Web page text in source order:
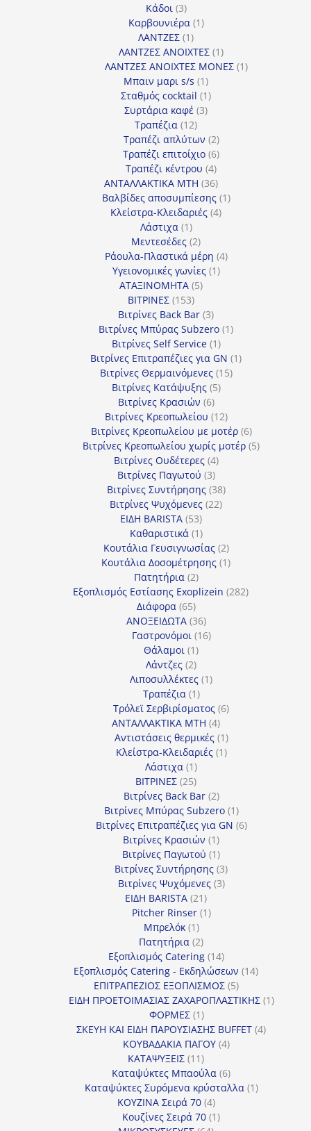
Κάδοι 33
προϊόντα
Καρβουνιέρα 11
ΛΑΝΤΖΕΣ 11
προϊόν
ΛΑΝΤΖΕΣ ΑΝΟΙΧΤΕΣ 11
προϊόν
ΛΑΝΤΖΕΣ ΑΝΟΙΧΤΕΣ ΜΟΝΕΣ 11
Μπαιν μαρι s/s 11
προϊόν
Σταθμός cocktail 11
Συρτάρια καφέ 33
Τραπέζια 1212
προϊόντα
Τραπέζι απλύτων 22
προϊόντα
Τραπέζι επιτοίχιο 66
προϊόντα
Τραπέζι κέντρου 44
προϊόντα
ΑΝΤΑΛΛΑΚΤΙΚΑ MTH 3636
προϊόντα
Βαλβίδες αποσυμπίεσης 11
Κλείστρα-Κλειδαριές 44
Λάστιχα 11
προϊόν
Μεντεσέδες 22
προϊόντα
Ράουλα-Πλαστικά μέρη 44
Υγειονομικές γωνίες 11
ΑΤΑΞΙΝΟΜΗΤΑ 55
ΒΙΤΡΙΝΕΣ 153153
προϊόντα
Βιτρίνες Back Bar 33
προϊόντα
Βιτρίνες Mπύρας Subzero 11
Βιτρίνες Self Service 11
προϊόν
Βιτρίνες Επιτραπέζιες για GN 11
Βιτρίνες Θερμαινόμενες 1515
Βιτρίνες Κατάψυξης 55
Βιτρίνες Κρασιών 66
προϊόντα
Βιτρίνες Κρεοπωλείου 1212
προϊόντα
Βιτρίνες Κρεοπωλείου με μοτέρ 66
προϊόντα
Βιτρίνες Κρεοπωλείου χωρίς μοτέρ 55
Βιτρίνες Ουδέτερες 44
προϊόντα
Βιτρίνες Παγωτού 33
προϊόντα
Βιτρίνες Συντήρησης 3838
προϊόντα
Βιτρίνες Ψυχόμενες 2222
ΕΙΔΗ BARISTA 5353
προϊόντα
Καθαριστικά 11
προϊόν
Κουτάλια Γευσιγνωσίας 22
προϊόντα
Κουτάλια Δοσομέτρησης 11
Πατητήρια 22
προϊόντα
Εξοπλισμός Εστίασης Exoplizein 282282
Διάφορα 6565
προϊόντα
ΑΝΟΞΕΙΔΩΤΑ 3636
προϊόντα
Γαστρονόμοι 1616
Θάλαμοι 11
προϊόν
Λάντζες 22
προϊόντα
Λιποσυλλέκτες 11
Τραπέζια 11
προϊόν
Τρόλεϊ Σερβιρίσματος 66
ΑΝΤΑΛΛΑΚΤΙΚΑ MTH 44
προϊόντα
Αντιστάσεις θερμικές 11
προϊόν
Κλείστρα-Κλειδαριές 11
Λάστιχα 11
προϊόν
ΒΙΤΡΙΝΕΣ 2525
προϊόντα
Βιτρίνες Back Bar 22
προϊόντα
Βιτρίνες Mπύρας Subzero 11
προϊόν
Βιτρίνες Επιτραπέζιες για GN 66
Βιτρίνες Κρασιών 11
προϊόν
Βιτρίνες Παγωτού 11
προϊόν
Βιτρίνες Συντήρησης 33
προϊόντα
Βιτρίνες Ψυχόμενες 33
ΕΙΔΗ BARISTA 2121
προϊόντα
Pitcher Rinser 11
Μπρελόκ 11
προϊόν
Πατητήρια 22
προϊόντα
Εξοπλισμός Catering 1414
προϊόντα
Εξοπλισμός Catering - Εκδηλώσεων 1414
ΕΠΙΤΡΑΠΕΖΙΟΣ ΕΞΟΠΛΙΣΜΟΣ 55
προϊόντα
ΕΙΔΗ ΠΡΟΕΤΟΙΜΑΣΙΑΣ ΖΑΧΑΡΟΠΛΑΣΤΙΚΗΣ 11
ΦΟΡΜΕΣ 11
προϊόν
ΣΚΕΥΗ ΚΑΙ ΕΙΔΗ ΠΑΡΟΥΣΙΑΣΗΣ BUFFET 44
ΚΟΥΒΑΔΑΚΙΑ ΠΑΓΟΥ 44
ΚΑΤΑΨΥΞΕΙΣ 1111
προϊόντα
Καταψύκτες Μπαούλα 66
προϊόντα
Καταψύκτες Συρόμενα κρύσταλλα 11
ΚΟΥΖΙΝΑ Σειρά 70 44
προϊόντα
Κουζίνες Σειρά 70 11